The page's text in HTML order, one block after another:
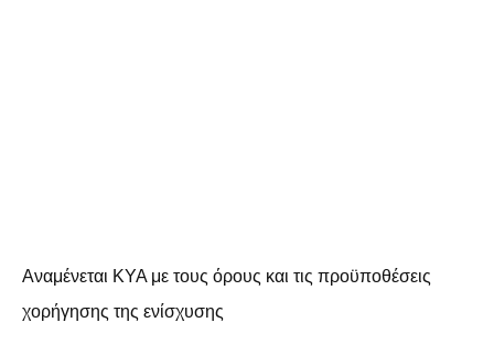
Αναμένεται ΚΥΑ με τους όρους και τις προϋποθέσεις
χορήγησης της ενίσχυσης